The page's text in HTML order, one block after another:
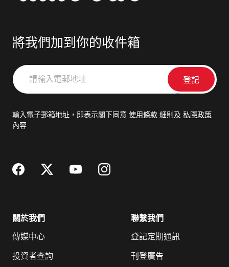
將我們加到你的收件箱
請
輸
郵
輸入電子郵箱地址，即表示閣下同意 使用條款 細則及 私隱政策
內容
關於我們
傳媒中心
投資者查詢
聯繫我們
登記定期通訊
刊登廣告